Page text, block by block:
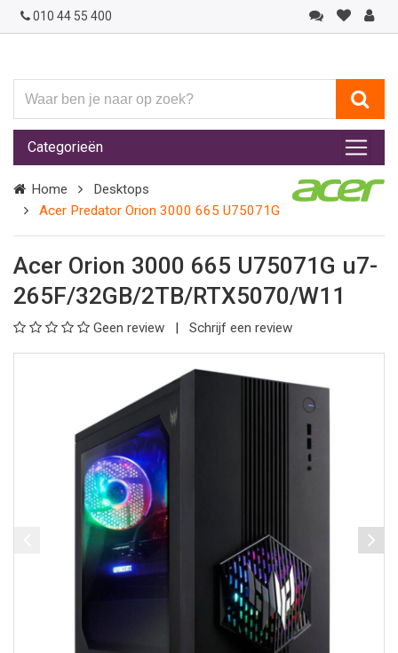
010 44 55 400
ben
je
naar
op
zoek?
Categorieën
Home
Desktops
Acer Predator Orion 3000 665 U75071G
Acer Orion 3000 665 U75071G u7-
265F/32GB/2TB/RTX5070/W11
Geen review Schrijf een review